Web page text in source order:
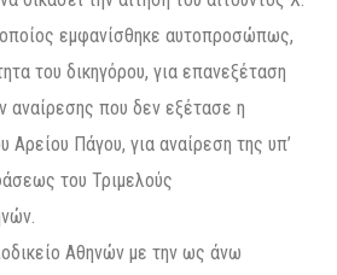
εμφανίσθηκε αυτοπροσώπως,
του δικηγόρου, για επανεξέταση
που δεν εξέτασε η
Πάγου, για αναίρεση της υπ’
του Τριμελούς
Αθηνών με την ως άνω